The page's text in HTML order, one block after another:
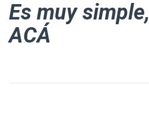
Es muy simple,
ACÁ